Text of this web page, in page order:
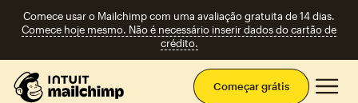
Comece usar o Mailchimp com uma avaliação gratuita de 14 dias.
Comece hoje mesmo. Não é necessário inserir dados do cartão de
crédito.
Começar grátis